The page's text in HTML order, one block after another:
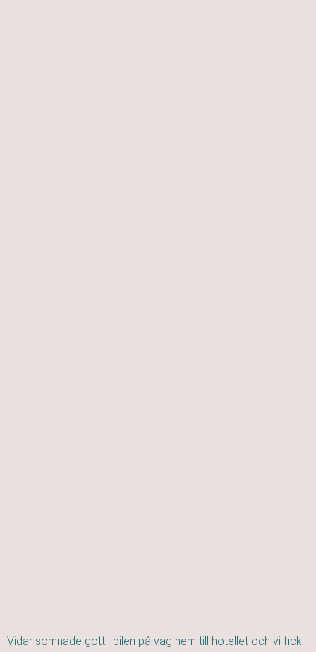
Vidar somnade gott i bilen på väg hem till hotellet och vi fick